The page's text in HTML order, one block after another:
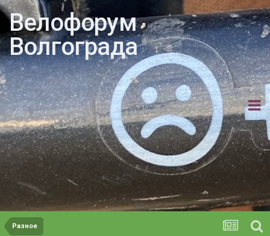
Велофорум
Волгограда
Разное